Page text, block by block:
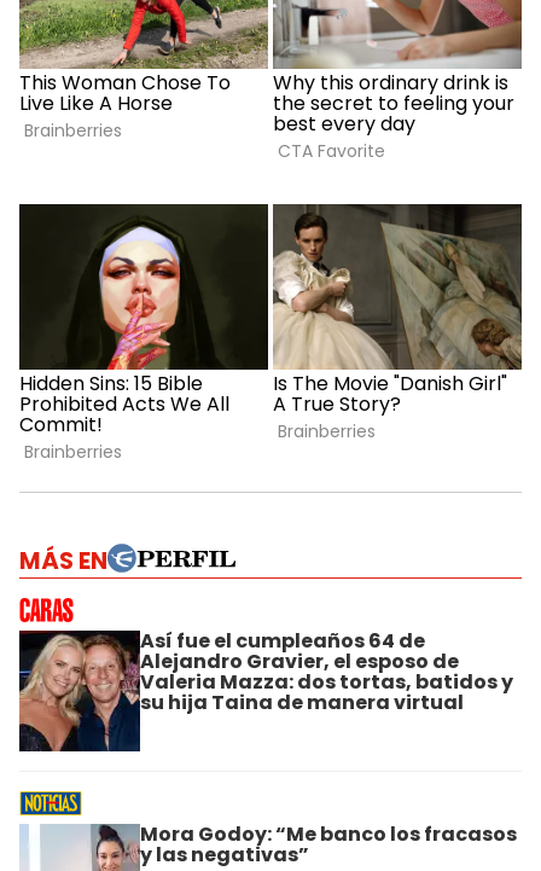
MÁS EN
Así fue el cumpleaños 64 de
Alejandro Gravier, el esposo de
Valeria Mazza: dos tortas, batidos y
su hija Taina de manera virtual
Mora Godoy: “Me banco los fracasos
y las negativas”